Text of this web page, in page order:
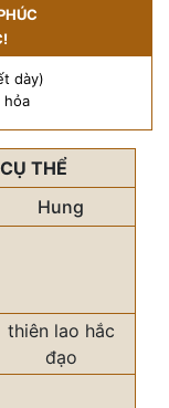
dày)
hỏa
THỂ
Hung
thiên lao hắc
đạo